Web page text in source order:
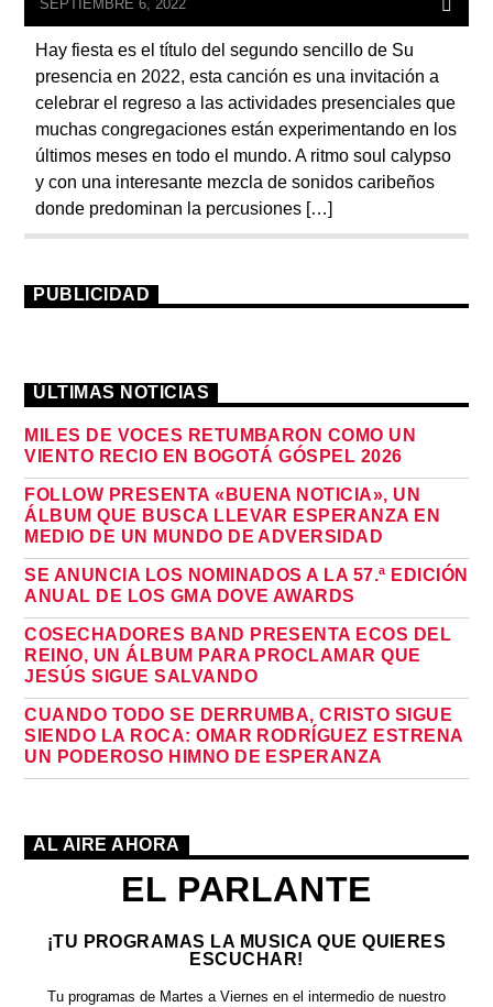
SEPTIEMBRE 6, 2022
Hay fiesta es el título del segundo sencillo de Su
presencia en 2022, esta canción es una invitación a
celebrar el regreso a las actividades presenciales que
muchas congregaciones están experimentando en los
últimos meses en todo el mundo. A ritmo soul calypso
y con una interesante mezcla de sonidos caribeños
donde predominan la percusiones […]
PUBLICIDAD
ÚLTIMAS NOTICIAS
MILES DE VOCES RETUMBARON COMO UN
VIENTO RECIO EN BOGOTÁ GÓSPEL 2026
FOLLOW PRESENTA «BUENA NOTICIA», UN
ÁLBUM QUE BUSCA LLEVAR ESPERANZA EN
MEDIO DE UN MUNDO DE ADVERSIDAD
SE ANUNCIA LOS NOMINADOS A LA 57.ª EDICIÓN
ANUAL DE LOS GMA DOVE AWARDS
COSECHADORES BAND PRESENTA ECOS DEL
REINO, UN ÁLBUM PARA PROCLAMAR QUE
JESÚS SIGUE SALVANDO
CUANDO TODO SE DERRUMBA, CRISTO SIGUE
SIENDO LA ROCA: OMAR RODRÍGUEZ ESTRENA
UN PODEROSO HIMNO DE ESPERANZA
AL AIRE AHORA
EL PARLANTE
¡TU PROGRAMAS LA MUSICA QUE QUIERES
ESCUCHAR!
Tu programas de Martes a Viernes en el intermedio de nuestro